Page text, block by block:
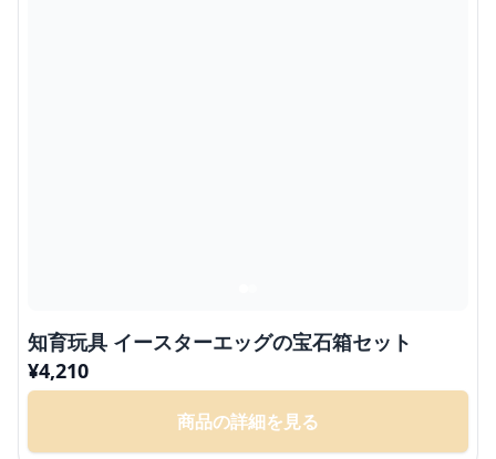
知育玩具 イースターエッグの宝石箱セット
¥4,210
商品の詳細を見る